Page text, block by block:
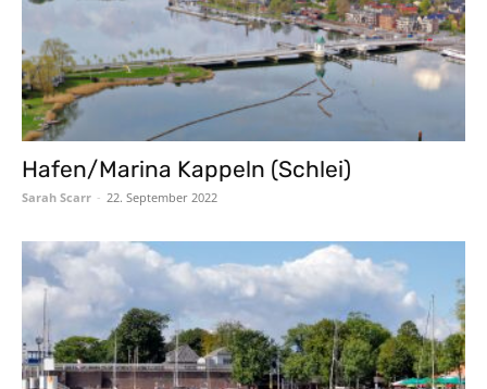
Hafen/Marina Kappeln (Schlei)
Sarah Scarr - 22. September 2022